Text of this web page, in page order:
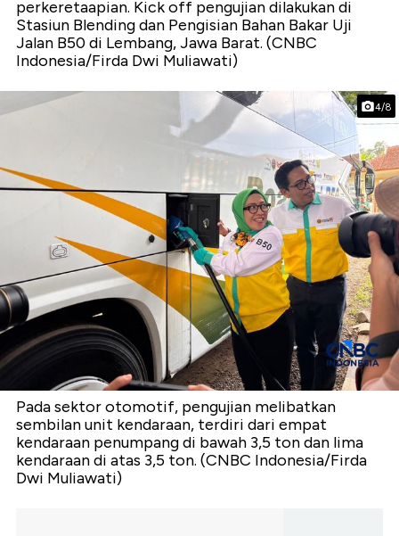
perkeretaapian. Kick off pengujian dilakukan di
Stasiun Blending dan Pengisian Bahan Bakar Uji
Jalan B50 di Lembang, Jawa Barat. (CNBC
Indonesia/Firda Dwi Muliawati)
4/8
Pada sektor otomotif, pengujian melibatkan
sembilan unit kendaraan, terdiri dari empat
kendaraan penumpang di bawah 3,5 ton dan lima
kendaraan di atas 3,5 ton. (CNBC Indonesia/Firda
Dwi Muliawati)